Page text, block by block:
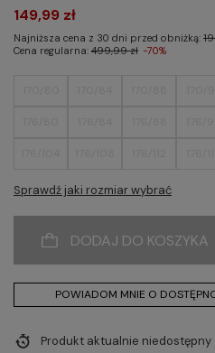
182/92 182/96 182/100
182/116 188/88 188/92 188/
188/108 188/112 188/116
Sprawdź jaki rozmiar wybrać
149,99 zł
Najniższa cena z 30 dni przed obniżką:
Cena regularna: 499,99 zł -70%
DODAJ DO KOSZYKA
POWIADOM MNIE O
Produkt aktualnie niedostępny